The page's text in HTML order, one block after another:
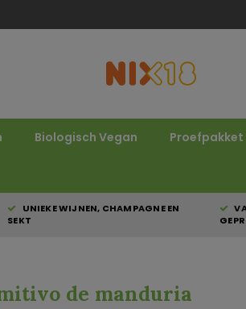
Biologisch Vegan Proefpakket
UNIEKE WIJNEN, CHAMPAGNE EN
SEKT
de manduria